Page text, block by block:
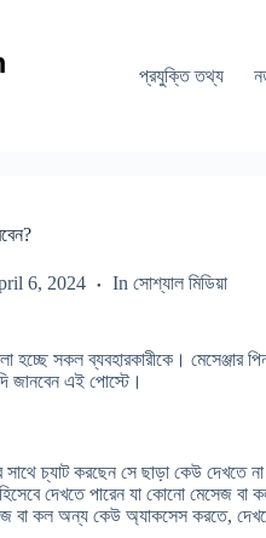
প্রযুক্তি তথ্য
6, 2024 In সোশ্যাল মিডিয়া
হচ্ছে সকল ব্যবহারকারীকে। মেসেঞ্জার
জানবেন এই পোস্টে।
চ্যাট করছেন সে ছাড়া কেউ দেখতে না
দেখতে পারেন যা কোনো মেসেজ
বা কল অন্য কেউ অ্যাকসেস করতে,